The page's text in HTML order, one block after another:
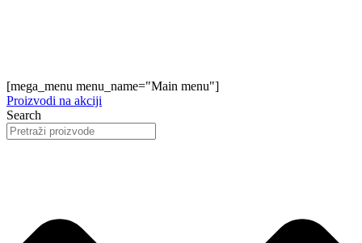
[mega_menu menu_name="Main menu"]
Proizvodi na akciji
Search